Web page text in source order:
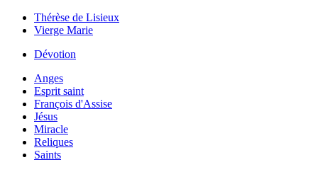
Thérèse de Lisieux
Vierge Marie
Dévotion
Anges
Esprit saint
François d'Assise
Jésus
Miracle
Reliques
Saints